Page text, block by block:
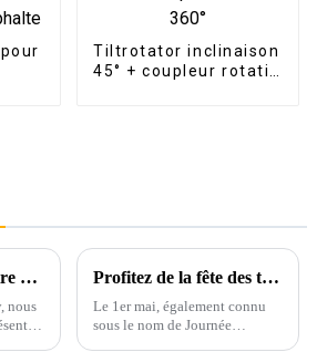
Tiltrotator inclinaison
45° + coupleur rotatif
Présentation de notre grappin de démolition haute performance
nous
Profitez de la fête des travailleurs
Le 1er mai, également connu
sous le nom de Journée